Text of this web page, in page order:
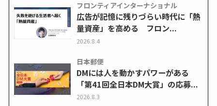
フロンティアインターナショナル
広告が記憶に残りづらい時代に「熱
量資産」を高める フロン...
2026.8.4
日本郵便
DMには人を動かすパワーがある
「第41回全日本DM大賞」の応募...
2026.8.3